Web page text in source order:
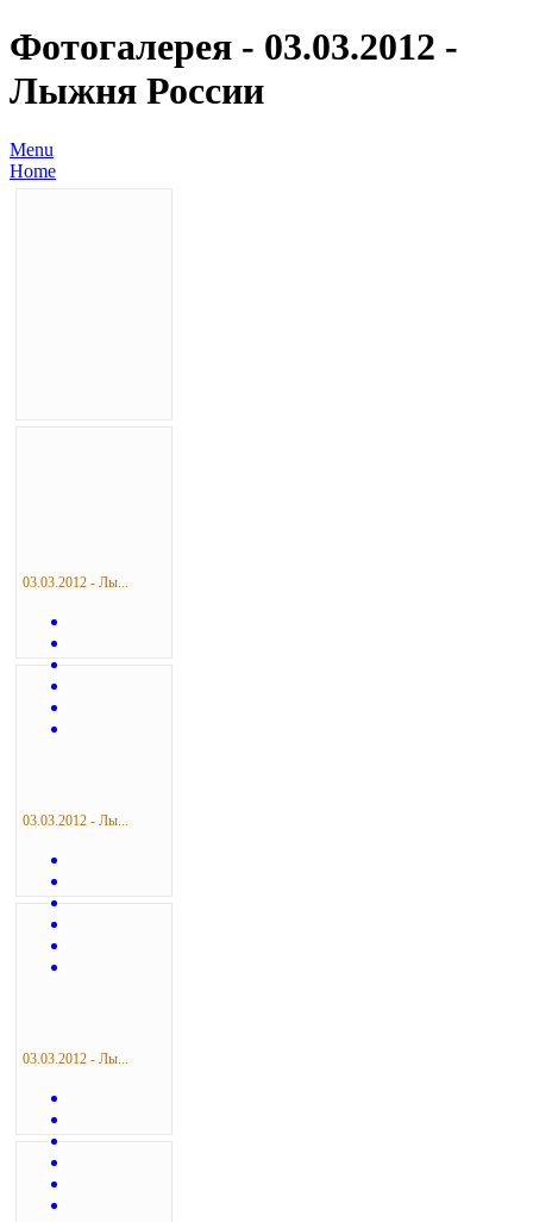
Фотогалерея - 03.03.2012 -
Лыжня России
Menu
Home
03.03.2012 - Лы...
03.03.2012 - Лы...
03.03.2012 - Лы...